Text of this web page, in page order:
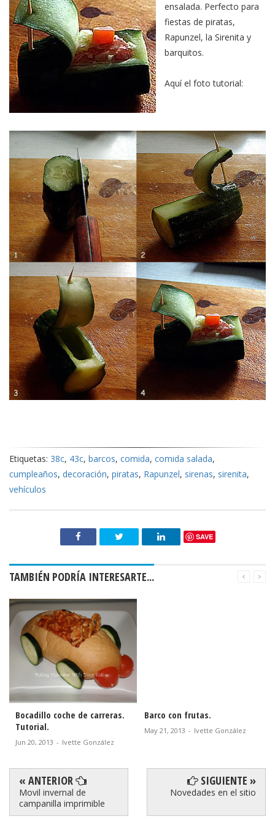
ensalada. Perfecto para
fiestas de piratas,
Rapunzel, la Sirenita y
barquitos.
Aquí el foto tutorial:
Etiquetas: 38c, 43c, barcos, comida, comida salada,
cumpleaños, decoración, piratas, Rapunzel, sirenas, sirenita,
vehículos
SAVE
TAMBIÉN PODRÍA INTERESARTE...
Bocadillo coche de carreras.
Tutorial.
Jun 20, 2013 - Ivette González
Barco con frutas.
May 21, 2013 - Ivette González
« ANTERIOR
Movil invernal de
campanilla imprimible
SIGUIENTE »
Novedades en el sitio